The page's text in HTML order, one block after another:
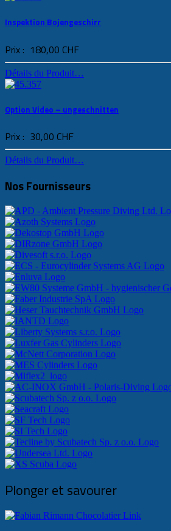
Inspektion Bojengeschirr
Prix : 180,00 CHF
Détails du Produit…
Option Video – ungeschnitten
Prix : 30,00 CHF
Détails du Produit…
Nos Fournisseurs
Plonger et savourer